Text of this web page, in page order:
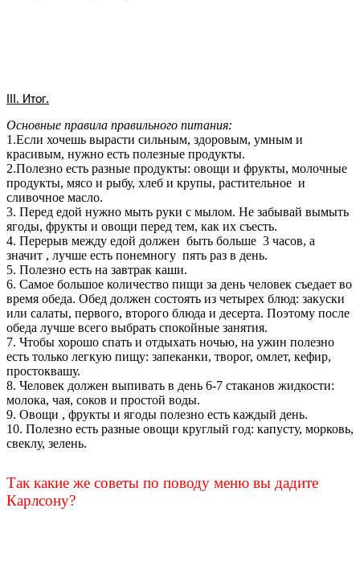
III. Итог.
Основные правила правильного питания:
1.Если хочешь вырасти сильным, здоровым, умным и
красивым, нужно есть полезные продукты.
2.Полезно есть разные продукты: овощи и фрукты, молочные
продукты, мясо и рыбу, хлеб и крупы, растительное и
сливочное масло.
3. Перед едой нужно мыть руки с мылом. Не забывай вымыть
ягоды, фрукты и овощи перед тем, как их съесть.
4. Перерыв между едой должен быть больше 3 часов, а
значит , лучше есть понемногу пять раз в день.
5. Полезно есть на завтрак каши.
6. Самое большое количество пищи за день человек съедает во
время обеда. Обед должен состоять из четырех блюд: закуски
или салаты, первого, второго блюда и десерта. Поэтому после
обеда лучше всего выбрать спокойные занятия.
7. Чтобы хорошо спать и отдыхать ночью, на ужин полезно
есть только легкую пищу: запеканки, творог, омлет, кефир,
простоквашу.
8. Человек должен выпивать в день 6-7 стаканов жидкости:
молока, чая, соков и простой воды.
9. Овощи , фрукты и ягоды полезно есть каждый день.
10. Полезно есть разные овощи круглый год: капусту, морковь,
свеклу, зелень.
Так какие же советы по поводу меню вы дадите
Карлсону?